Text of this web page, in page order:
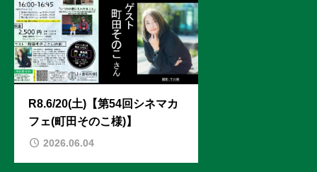
R8.6/20(土)【第54回シネマカ
フェ(町田そのこ様)】
2026.06.04